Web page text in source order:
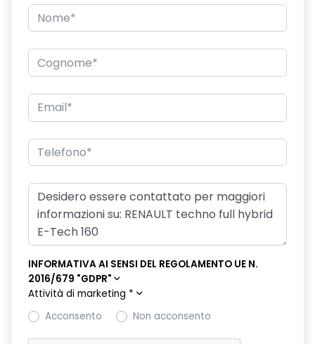
INFORMATIVA AI SENSI DEL REGOLAMENTO UE N.
2016/679 "GDPR"
Attività di marketing *
Acconsento
Non acconsento